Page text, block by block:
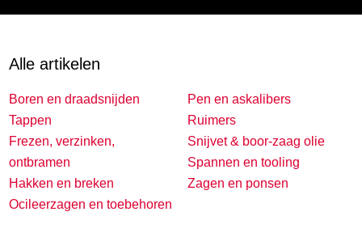
Alle artikelen
Boren en draadsnijden
Tappen
Frezen, verzinken,
ontbramen
Hakken en breken
Ocileerzagen en toebehoren
Pen en askalibers
Ruimers
Snijvet & boor-zaag olie
Spannen en tooling
Zagen en ponsen